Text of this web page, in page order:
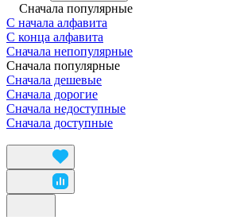
Сначала популярные
С начала алфавита
С конца алфавита
Сначала непопулярные
Сначала популярные
Сначала дешевые
Сначала дорогие
Сначала недоступные
Сначала доступные